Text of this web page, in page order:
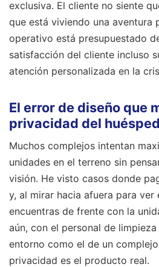
exclusiva. El cliente no siente
que está viviendo una aventura
operativo está presupuestado
satisfacción del cliente incluso
atención personalizada en la
El error de diseño que
privacidad del huésped
Muchos complejos intentan
unidades en el terreno sin
visión. He visto casos donde
y, al mirar hacia afuera para ver
encuentras de frente con la
aún, con el personal de
entorno como el de un
privacidad es el producto real.